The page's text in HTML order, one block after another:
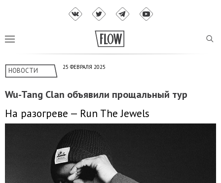
НОВОСТИ 25 ФЕВРАЛЯ 2025
Wu-Tang Clan объявили прощальный тур
На разогреве — Run The Jewels